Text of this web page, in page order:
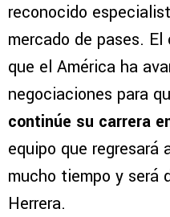
reconocido
mercado de pases.
que el América ha
negociaciones para
continúe su carrera
equipo que regresará
mucho tiempo y será
Herrera.